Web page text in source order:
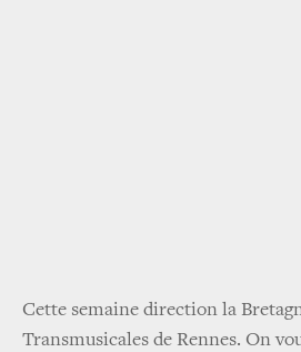
Cette semaine direction la
Transmusicales de Rennes. On